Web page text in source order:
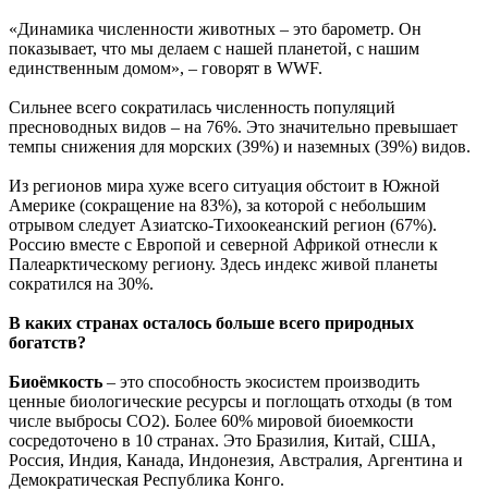
«Динамика численности животных – это барометр. Он
показывает, что мы делаем с нашей планетой, с нашим
единственным домом», – говорят в WWF.
Сильнее всего сократилась численность популяций
пресноводных видов – на 76%. Это значительно превышает
темпы снижения для морских (39%) и наземных (39%) видов.
Из регионов мира хуже всего ситуация обстоит в Южной
Америке (сокращение на 83%), за которой с небольшим
отрывом следует Азиатско-Тихоокеанский регион (67%).
Россию вместе с Европой и северной Африкой отнесли к
Палеарктическому региону. Здесь индекс живой планеты
сократился на 30%.
В каких странах осталось больше всего природных
богатств?
Биоёмкость – это способность экосистем производить
ценные биологические ресурсы и поглощать отходы (в том
числе выбросы CO2). Более 60% мировой биоемкости
сосредоточено в 10 странах. Это Бразилия, Китай, США,
Россия, Индия, Канада, Индонезия, Австралия, Аргентина и
Демократическая Республика Конго.